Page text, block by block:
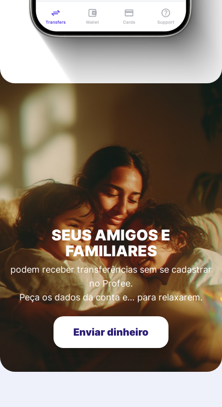
SEUS AMIGOS E
FAMILIARES
podem receber transferências sem se cadastrar
no Profee.
Peça os dados da conta e… para relaxarem.
Enviar dinheiro